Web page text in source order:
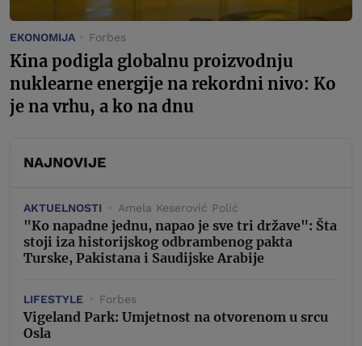
EKONOMIJA Forbes
Kina podigla globalnu proizvodnju
nuklearne energije na rekordni nivo: Ko
je na vrhu, a ko na dnu
NAJNOVIJE
AKTUELNOSTI Amela Keserović Polić
"Ko napadne jednu, napao je sve tri države": Šta
stoji iza historijskog odbrambenog pakta
Turske, Pakistana i Saudijske Arabije
LIFESTYLE Forbes
Vigeland Park: Umjetnost na otvorenom u srcu
Osla